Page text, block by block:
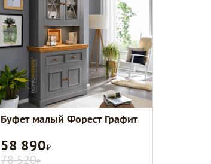
Буфет малый Форест Графит
58 890Р
78 520Р